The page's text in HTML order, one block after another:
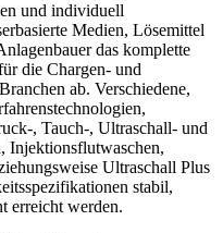
und individuell
Medien, Lösemittel
das komplette
die Chargen- und
ab. Verschiedene,
, Tauch-, Ultraschall- und
Injektionsflutwaschen,
Ultraschall Plus
stabil,
erreicht werden.